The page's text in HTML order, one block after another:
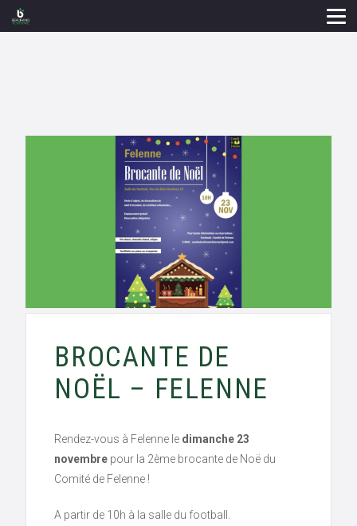
BROCANTE DE
NOËL – FELENNE
Rendez-vous à Felenne le dimanche 23
novembre pour la 2ème brocante de Noë du
Comité de Felenne !
A partir de 10h à la salle du football.